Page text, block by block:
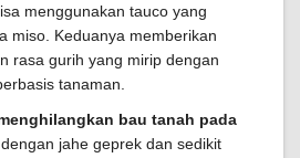
menggunakan tauco yang
miso. Keduanya memberikan
rasa gurih yang mirip dengan
tanaman.
bau tanah pada
jahe geprek dan sedikit